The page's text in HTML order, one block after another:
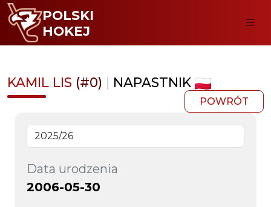
POLSKI
HOKEJ
KAMIL LIS (#0) | NAPASTNIK
POWRÓT
Data urodzenia
2006-05-30